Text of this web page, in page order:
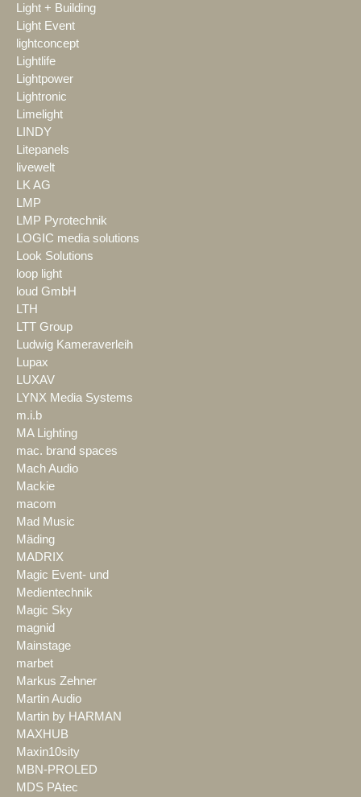
Light + Building
Light Event
lightconcept
Lightlife
Lightpower
Lightronic
Limelight
LINDY
Litepanels
livewelt
LK AG
LMP
LMP Pyrotechnik
LOGIC media solutions
Look Solutions
loop light
loud GmbH
LTH
LTT Group
Ludwig Kameraverleih
Lupax
LUXAV
LYNX Media Systems
m.i.b
MA Lighting
mac. brand spaces
Mach Audio
Mackie
macom
Mad Music
Mäding
MADRIX
Magic Event- und
Medientechnik
Magic Sky
magnid
Mainstage
marbet
Markus Zehner
Martin Audio
Martin by HARMAN
MAXHUB
Maxin10sity
MBN-PROLED
MDS PAtec